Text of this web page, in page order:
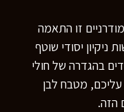
מודרניים זו התאמה
ניקיון יסודי שוטף
בהגדרה של חולי
עליכם, מטבח לבן
הזה.